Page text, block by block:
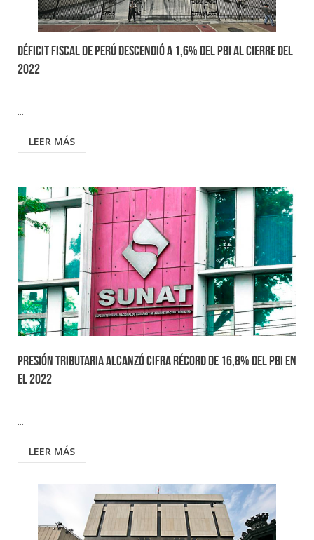
Déficit fiscal de Perú descendió a 1,6% del PBI al cierre del
2022
...
LEER MÁS
Presión tributaria alcanzó cifra récord de 16,8% del PBI en
el 2022
...
LEER MÁS